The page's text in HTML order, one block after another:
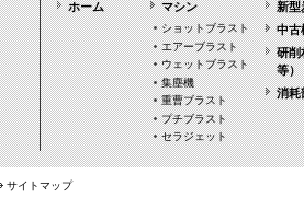
ホーム マシン
ショットブラスト
エアーブラスト
ウェットブラスト
集塵機
重曹ブラスト
プチブラスト
セラジェット
新型
中古
研削
等）
消耗
サイトマップ